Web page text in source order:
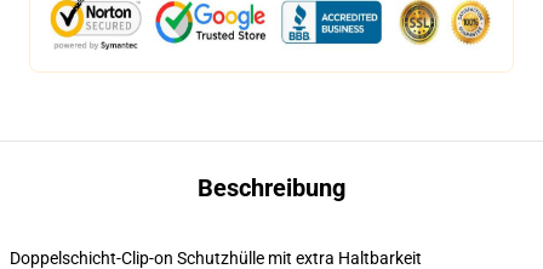
Beschreibung
Doppelschicht-Clip-on Schutzhülle mit extra Haltbarkeit